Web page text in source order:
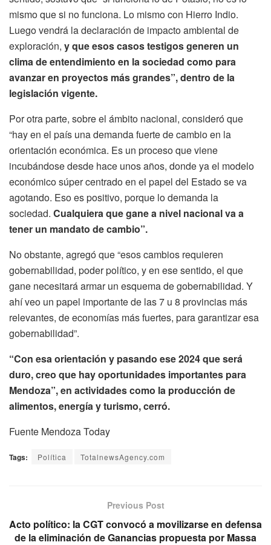
mismo que si no funciona. Lo mismo con Hierro Indio.
Luego vendrá la declaración de impacto ambiental de
exploración, y que esos casos testigos generen un
clima de entendimiento en la sociedad como para
avanzar en proyectos más grandes”, dentro de la
legislación vigente.
Por otra parte, sobre el ámbito nacional, consideró que
“hay en el país una demanda fuerte de cambio en la
orientación económica. Es un proceso que viene
incubándose desde hace unos años, donde ya el modelo
económico súper centrado en el papel del Estado se va
agotando. Eso es positivo, porque lo demanda la
sociedad. Cualquiera que gane a nivel nacional va a
tener un mandato de cambio”.
No obstante, agregó que “esos cambios requieren
gobernabilidad, poder político, y en ese sentido, el que
gane necesitará armar un esquema de gobernabilidad. Y
ahí veo un papel importante de las 7 u 8 provincias más
relevantes, de economías más fuertes, para garantizar esa
gobernabilidad”.
“Con esa orientación y pasando ese 2024 que será
duro, creo que hay oportunidades importantes para
Mendoza”, en actividades como la producción de
alimentos, energía y turismo, cerró.
Fuente Mendoza Today
Tags: Política TotalnewsAgency.com
Previous Post
Acto político: la CGT convocó a movilizarse en defensa
de la eliminación de Ganancias propuesta por Massa